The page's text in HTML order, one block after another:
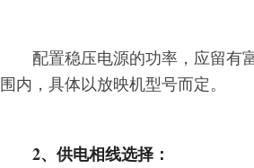
配置稳压电源的功率，应留有富
围内，具体以放映机型号而定。
2、供电相线选择：